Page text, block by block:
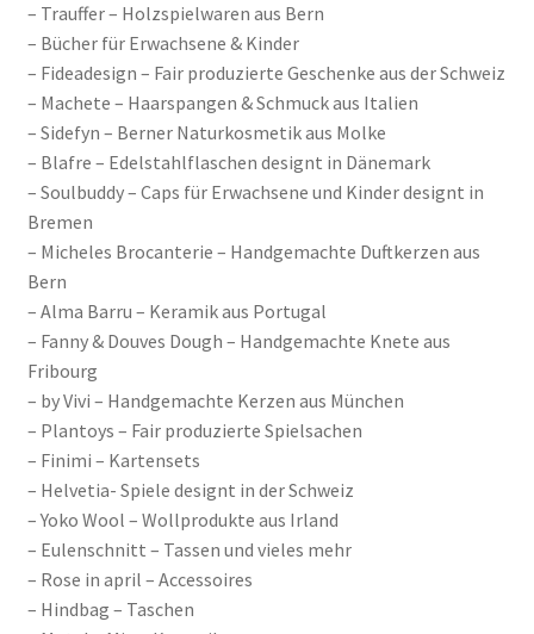
– Trauffer – Holzspielwaren aus Bern
– Bücher für Erwachsene & Kinder
– Fideadesign – Fair produzierte Geschenke aus der Schweiz
– Machete – Haarspangen & Schmuck aus Italien
– Sidefyn – Berner Naturkosmetik aus Molke
– Blafre – Edelstahlflaschen designt in Dänemark
– Soulbuddy – Caps für Erwachsene und Kinder designt in
Bremen
– Micheles Brocanterie – Handgemachte Duftkerzen aus
Bern
– Alma Barru – Keramik aus Portugal
– Fanny & Douves Dough – Handgemachte Knete aus
Fribourg
– by Vivi – Handgemachte Kerzen aus München
– Plantoys – Fair produzierte Spielsachen
– Finimi – Kartensets
– Helvetia- Spiele designt in der Schweiz
– Yoko Wool – Wollprodukte aus Irland
– Eulenschnitt – Tassen und vieles mehr
– Rose in april – Accessoires
– Hindbag – Taschen